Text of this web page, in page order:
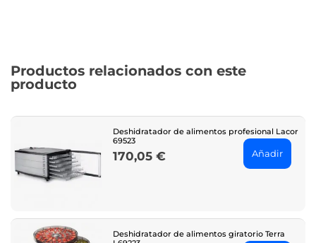
Productos relacionados con este
producto
Deshidratador de alimentos profesional Lacor
69523
Price
170,05 € Añadir
Deshidratador de alimentos giratorio Terra